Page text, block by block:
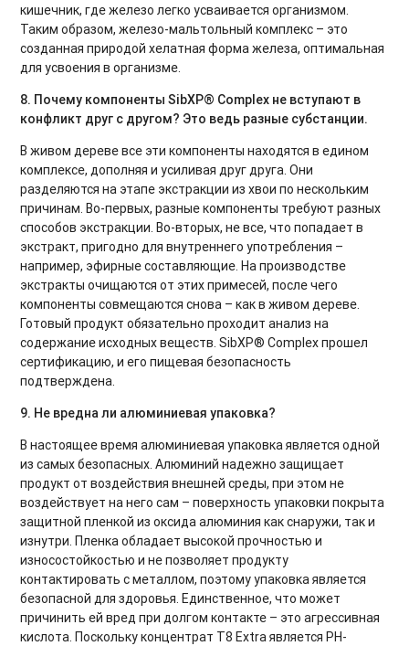
кишечник, где железо легко усваивается организмом.
Таким образом, железо-мальтольный комплекс – это
созданная природой хелатная форма железа, оптимальная
для усвоения в организме.
8. Почему компоненты SibXP® Complex не вступают в
конфликт друг с другом? Это ведь разные субстанции.
В живом дереве все эти компоненты находятся в едином
комплексе, дополняя и усиливая друг друга. Они
разделяются на этапе экстракции из хвои по нескольким
причинам. Во-первых, разные компоненты требуют разных
способов экстракции. Во-вторых, не все, что попадает в
экстракт, пригодно для внутреннего употребления –
например, эфирные составляющие. На производстве
экстракты очищаются от этих примесей, после чего
компоненты совмещаются снова – как в живом дереве.
Готовый продукт обязательно проходит анализ на
содержание исходных веществ. SibXP® Complex прошел
сертификацию, и его пищевая безопасность
подтверждена.
9. Не вредна ли алюминиевая упаковка?
В настоящее время алюминиевая упаковка является одной
из самых безопасных. Алюминий надежно защищает
продукт от воздействия внешней среды, при этом не
воздействует на него сам – поверхность упаковки покрыта
защитной пленкой из оксида алюминия как снаружи, так и
изнутри. Пленка обладает высокой прочностью и
износостойкостью и не позволяет продукту
контактировать с металлом, поэтому упаковка является
безопасной для здоровья. Единственное, что может
причинить ей вред при долгом контакте – это агрессивная
кислота. Поскольку концентрат Т8 Extra является PH-